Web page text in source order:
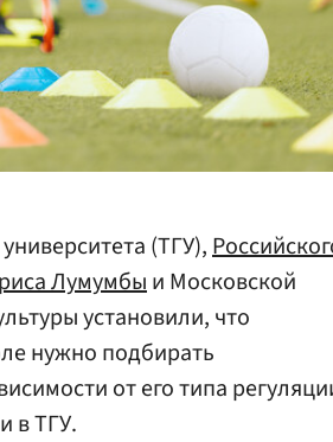
(ТГУ),
Лумумбыи Московской
установили, что
нужно подбирать
от его типа
в ТГУ.